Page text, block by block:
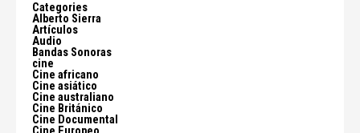
Categories
Alberto Sierra
Artículos
Audio
Bandas Sonoras
cine
Cine africano
Cine asiático
Cine australiano
Cine Británico
Cine Documental